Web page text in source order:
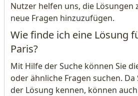
Nutzer helfen uns, die Lösungen
neue Fragen hinzuzufügen.
Wie finde ich eine Lösung
Paris?
Mit Hilfe der Suche können Sie
oder ähnliche Fragen suchen.
der Lösung kennen, können